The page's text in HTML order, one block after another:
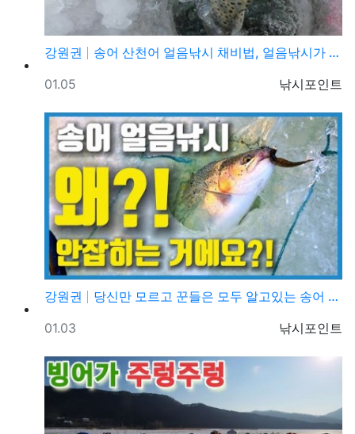
강원권
송어 산천어 얼음낚시 채비법, 얼음낚시가 처음이라도 쉽…
등록자
낚시포인트
등록일
01.05
강원권
당신만 모르고 꾼들은 모두 알고있는 송어 얼음낚시 채비
등록자
낚시포인트
등록일
01.03